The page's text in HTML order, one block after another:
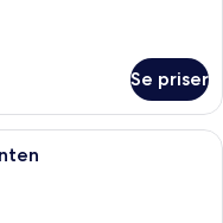
Se priser
av topp kvalitet,